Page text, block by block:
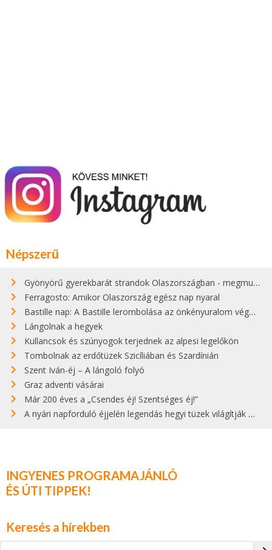
Népszerű
Gyönyörű gyerekbarát strandok Olaszországban - megmutatjuk a 15 legjobbat
Ferragosto: Amikor Olaszország egész nap nyaral
Bastille nap: A Bastille lerombolása az önkényuralom végét jelentette
Lángolnak a hegyek
Kullancsok és szúnyogok terjednek az alpesi legelőkön
Tombolnak az erdőtüzek Szicíliában és Szardínián
Szent Iván-éj – A lángoló folyó
Graz adventi vásárai
Már 200 éves a „Csendes éj! Szentséges éj!”
A nyári napforduló éjjelén legendás hegyi tüzek világítják meg Zugspitzét
INGYENES PROGRAMAJÁNLÓ
ÉS ÚTI TIPPEK!
Keresés a hírekben